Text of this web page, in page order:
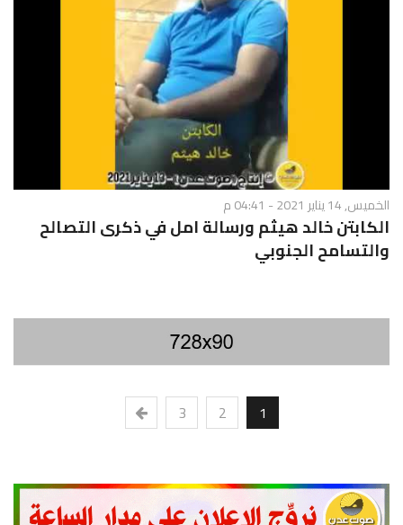
الخميس, 14 يناير 2021 - 04:41 م
الكابتن خالد هيثم ورسالة امل في ذكرى التصالح
والتسامح الجنوبي
1
2
3